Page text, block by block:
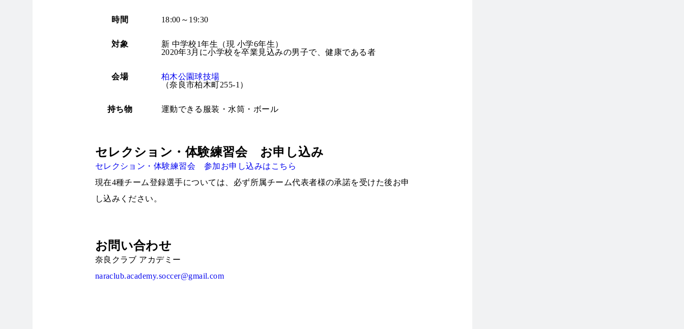
時間 18:00～19:30
対象
新 中学校1年生（現 小学6年生）
2020年3月に小学校を卒業見込みの男子で、健康である者
会場
柏木公園球技場
（奈良市柏木町255-1）
持ち物 運動できる服装・水筒・ボール
セレクション・体験練習会 お申し込み
セレクション・体験練習会 参加お申し込みはこちら
現在4種チーム登録選手については、必ず所属チーム代表者様の承諾を受けた後お申
し込みください。
お問い合わせ
奈良クラブ アカデミー
naraclub.academy.soccer@gmail.com